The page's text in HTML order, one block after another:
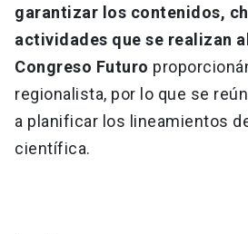
garantizar los contenidos,
actividades que se realizan
Congreso Futuro
regionalista, por lo que se
a planificar los lineamientos
científica.